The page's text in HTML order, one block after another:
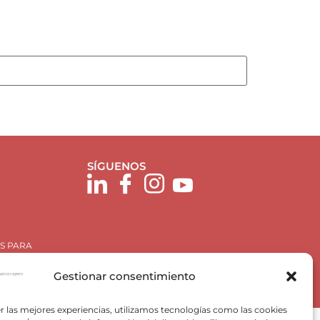
Gestionar consentimiento
las mejores experiencias, utilizamos tecnologías como las cookies
PARA
SÍGUENOS